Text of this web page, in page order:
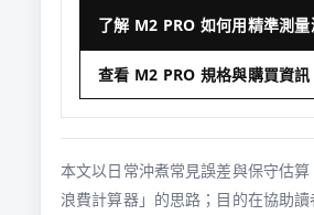
了解 M2 PRO 如何用精準測
查看 M2 PRO 規格與購買資訊
本文以日常沖煮常見誤差與保守估
浪費計算器」的思路；目的在協助